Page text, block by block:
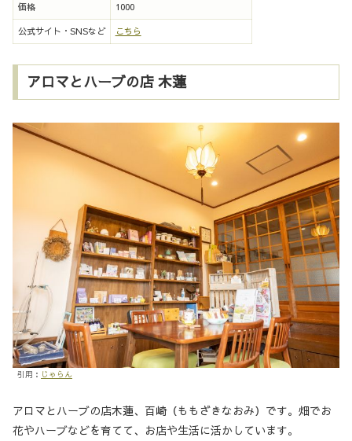
価格 1000
公式サイト・SNSなど こちら
アロマとハーブの店 木蓮
引用： じゃらん
アロマとハーブの店木蓮、百崎（ももざきなおみ）です。畑でお
花やハーブなどを育てて、お店や生活に活かしています。